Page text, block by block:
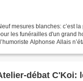
mesures blanches: c’est
les funérailles d'un grand
Alphonse Allais
débat C'Koi: